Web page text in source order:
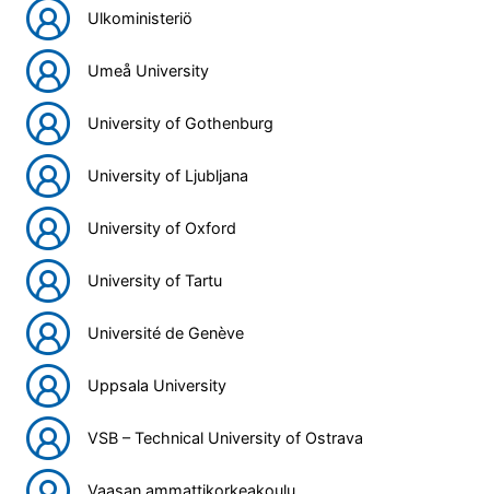
Ulkoministeriö
Umeå University
University of Gothenburg
University of Ljubljana
University of Oxford
University of Tartu
Université de Genève
Uppsala University
VSB – Technical University of Ostrava
Vaasan ammattikorkeakoulu